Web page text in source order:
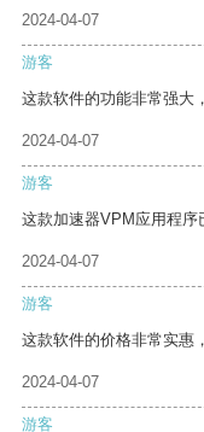
2024-04-07
游客
这款软件的功能非常强大
2024-04-07
游客
这款加速器VPM应用程序
2024-04-07
游客
这款软件的价格非常实惠
2024-04-07
游客